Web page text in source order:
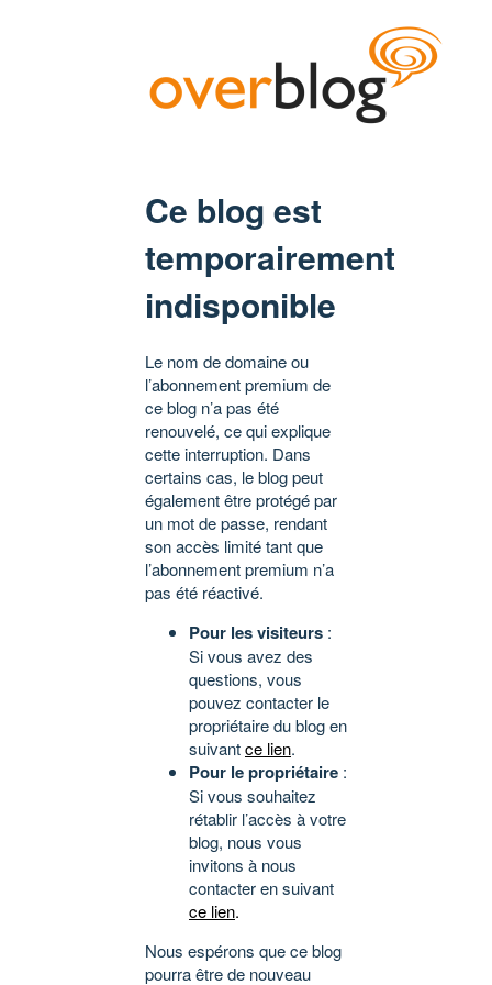
Ce blog est
temporairement
indisponible
Le nom de domaine ou
l’abonnement premium de
ce blog n’a pas été
renouvelé, ce qui explique
cette interruption. Dans
certains cas, le blog peut
également être protégé par
un mot de passe, rendant
son accès limité tant que
l’abonnement premium n’a
pas été réactivé.
Pour les visiteurs :
Si vous avez des
questions, vous
pouvez contacter le
propriétaire du blog en
suivantce lien.
Pour le propriétaire :
Si vous souhaitez
rétablir l’accès à votre
blog, nous vous
invitons à nous
contacter en suivant
ce lien.
Nous espérons que ce blog
pourra être de nouveau